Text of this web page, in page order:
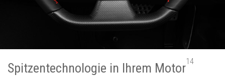
Spitzentechnologie in Ihrem Motor14